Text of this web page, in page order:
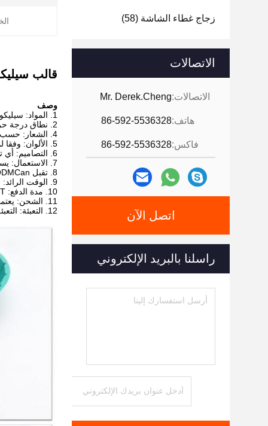
زجاج غطاء الشاشة (58)
الاتصالات
الاتصالات:Mr. Derek.Cheng
هاتف:86-592-5536328
فاكس:86-592-5536328
اتصل الآن
راسلنا بالبريد الإلكتروني
قالب
وصف
1. المواد: سيليكون صديق للبيئة وصديق للبيئة بنسبة 100٪ ، يتوافق مع شهادة FDA و LFGB و SGS
2. نطاق درجة حرارة التشغيل: -40 إلى 230 ℃
4. الشعار: حسب الطلب
5. الألوان: وفقا لمطالبكم
6. التصاميم: أي تصميم متاح ، وفقا للرسومات أو العينات الخاصة بك
7. الاستعمال: يستخدم في الأفران والثلاجات الميكروية وغير ضارة وغير إشعاعية
8. تقبل OEM / ODMCan
9. الوقت الرائد: عادة أسبوعين حسب الكمية الخاصة بك.
10. مدة الدفع: T / T ، ويسترن يونيون: فاتورة بيرفورما مؤكدة ، يجب دفع 30٪ من الدفعة كوديعة ، عندما تكون الشحنة جاهزة ، يجب إتمام الدفعة المتبقية
11. الشحن: يعتمد على متطلباتك.يمكننا مساعدتك في اختيار أفضل طريقة لشحن البضائع أو لديك وكيل الشحن في بلدنا.
12. التعبئة: التعبئة البلاستيكية ، كيس بولي ، التعبئة والتغليف نفطة ، والتصاميم والمطالب الخاصة بك أيضا موضع ترحيب.